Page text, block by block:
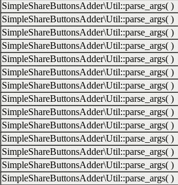
SimpleShareButtonsAdder\Util::parse_args( )
SimpleShareButtonsAdder\Util::parse_args( )
SimpleShareButtonsAdder\Util::parse_args( )
SimpleShareButtonsAdder\Util::parse_args( )
SimpleShareButtonsAdder\Util::parse_args( )
SimpleShareButtonsAdder\Util::parse_args( )
SimpleShareButtonsAdder\Util::parse_args( )
SimpleShareButtonsAdder\Util::parse_args( )
SimpleShareButtonsAdder\Util::parse_args( )
SimpleShareButtonsAdder\Util::parse_args( )
SimpleShareButtonsAdder\Util::parse_args( )
SimpleShareButtonsAdder\Util::parse_args( )
SimpleShareButtonsAdder\Util::parse_args( )
SimpleShareButtonsAdder\Util::parse_args( )